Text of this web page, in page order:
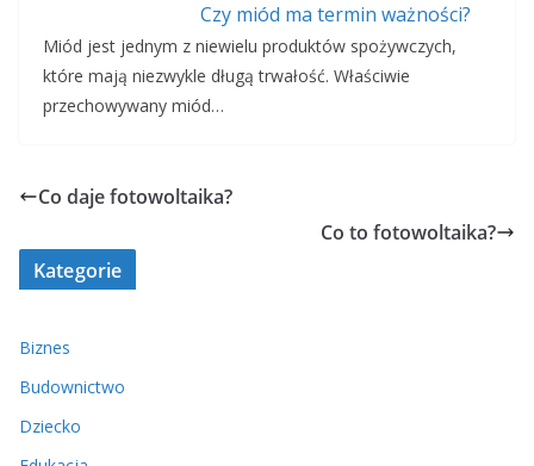
Czy miód ma termin ważności?
Miód jest jednym z niewielu produktów spożywczych,
które mają niezwykle długą trwałość. Właściwie
przechowywany miód…
Co daje fotowoltaika?
Co to fotowoltaika?
Kategorie
Biznes
Budownictwo
Dziecko